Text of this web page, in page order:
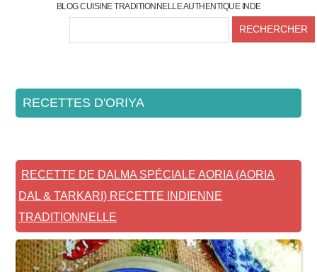
BLOG CUISINE TRADITIONNELLE AUTHENTIQUE INDE
RECHERCHER
RECETTES D'ORIYA
RECETTE DE DALMA SPÉCIALE AORIA (AORIA
DAL & TARKARI) RECETTE INDIENNE
TRADITIONNELLE